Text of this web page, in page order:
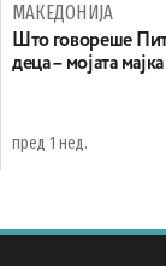
МАКЕДОНИЈА
Што говореше
деца – мојата
пред 1 нед.